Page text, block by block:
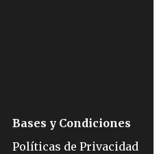
Bases y Condiciones
Políticas de Privacidad